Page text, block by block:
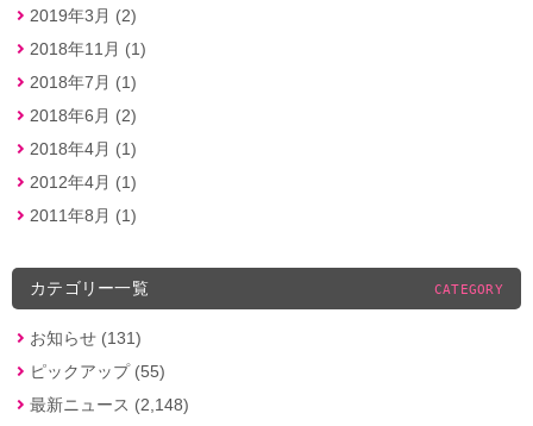
2019年3月 (2)
2018年11月 (1)
2018年7月 (1)
2018年6月 (2)
2018年4月 (1)
2012年4月 (1)
2011年8月 (1)
カテゴリー一覧 CATEGORY
お知らせ (131)
ピックアップ (55)
最新ニュース (2,148)